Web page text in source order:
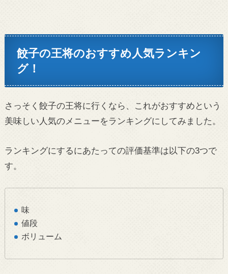
餃子の王将のおすすめ人気ランキン
グ！
さっそく餃子の王将に行くなら、これがおすすめという
美味しい人気のメニューをランキングにしてみました。
ランキングにするにあたっての評価基準は以下の3つで
す。
味
値段
ボリューム